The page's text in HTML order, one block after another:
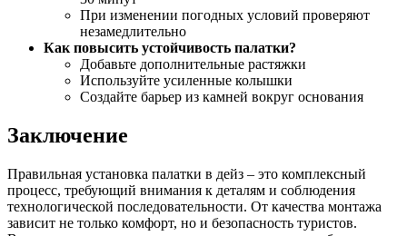
При изменении погодных условий проверяют
незамедлительно
Как повысить устойчивость палатки?
Добавьте дополнительные растяжки
Используйте усиленные колышки
Создайте барьер из камней вокруг основания
Заключение
Правильная установка палатки в дейз – это комплексный
процесс, требующий внимания к деталям и соблюдения
технологической последовательности. От качества монтажа
зависит не только комфорт, но и безопасность туристов.